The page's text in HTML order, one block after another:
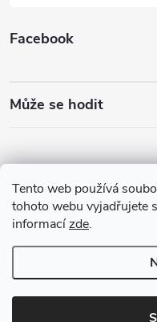
Tento web používá
tohoto webu vyjadřujete
informacízde.
Facebook
Může se hodit
Copyright 2026Best4Run